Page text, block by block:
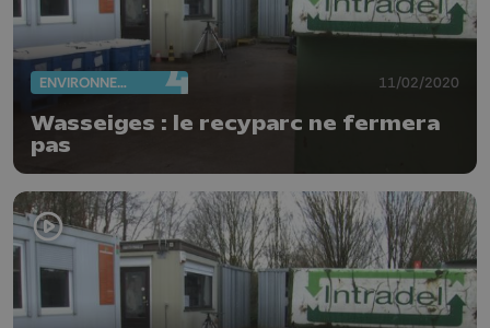
ENVIRONNEMENT 11/02/2020
Wasseiges : le recyparc ne fermera
pas